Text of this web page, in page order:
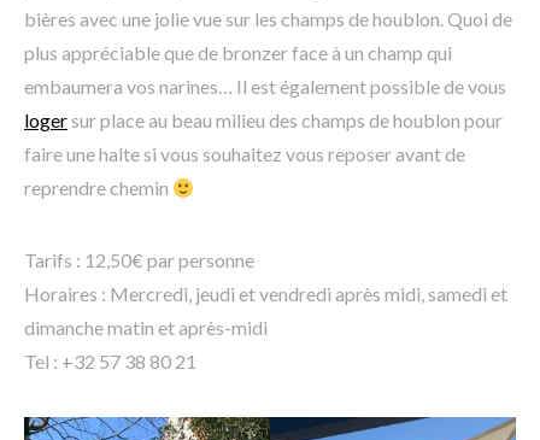
bières avec une jolie vue sur les champs de houblon. Quoi de
plus appréciable que de bronzer face à un champ qui
embaumera vos narines… Il est également possible de vous
logersur place au beau milieu des champs de houblon pour
faire une halte si vous souhaitez vous reposer avant de
reprendre chemin
Tarifs : 12,50€ par personne
Horaires : Mercredi, jeudi et vendredi après midi, samedi et
dimanche matin et après-midi
Tel : +32 57 38 80 21